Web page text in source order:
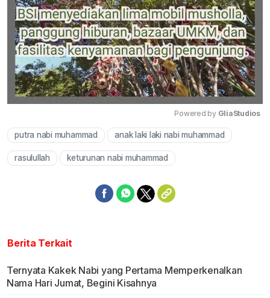
Mute
Powered by GliaStudios
putra nabi muhammad anak laki laki nabi muhammad
rasulullah keturunan nabi muhammad
Berita Terkait
Ternyata Kakek Nabi yang Pertama Memperkenalkan
Nama Hari Jumat, Begini Kisahnya